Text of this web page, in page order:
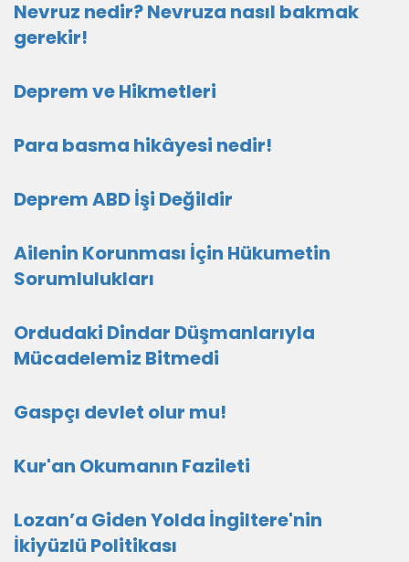
Nevruz nedir? Nevruza nasıl bakmak
gerekir!
Deprem ve Hikmetleri
Para basma hikâyesi nedir!
Deprem ABD İşi Değildir
Ailenin Korunması İçin Hükumetin
Sorumlulukları
Ordudaki Dindar Düşmanlarıyla
Mücadelemiz Bitmedi
Gaspçı devlet olur mu!
Kur'an Okumanın Fazileti
Lozan’a Giden Yolda İngiltere'nin
İkiyüzlü Politikası